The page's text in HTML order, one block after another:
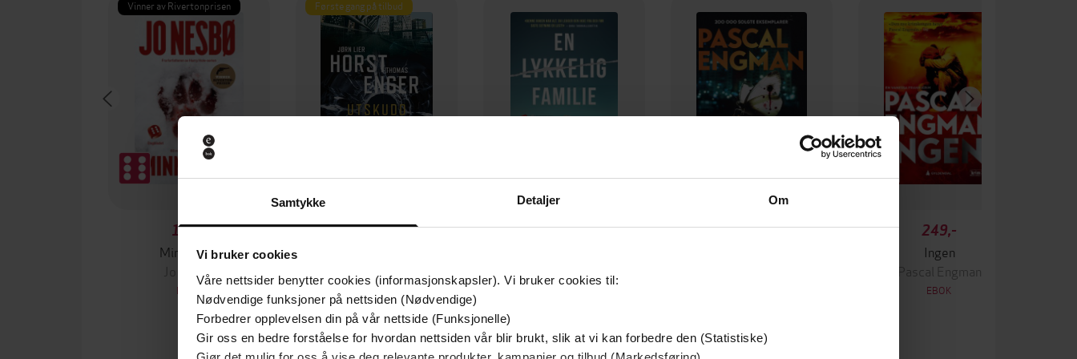
Samtykke Detaljer Om
Vi bruker cookies
Våre nettsider benytter cookies (informasjonskapsler). Vi bruker cookies til:
Nødvendige funksjoner på nettsiden (Nødvendige)
Forbedrer opplevelsen din på vår nettside (Funksjonelle)
Gir oss en bedre forståelse for hvordan nettsiden vår blir brukt, slik at vi kan forbedre den (Statistiske)
Vinner av Rivertonprisen
199,-
Minnesota
Jo Nesbø
EBOK
Første gang på tilbud
349,-
EBOK
149,-
349,-
249,-
Ingen
Pascal Engman
EBOK